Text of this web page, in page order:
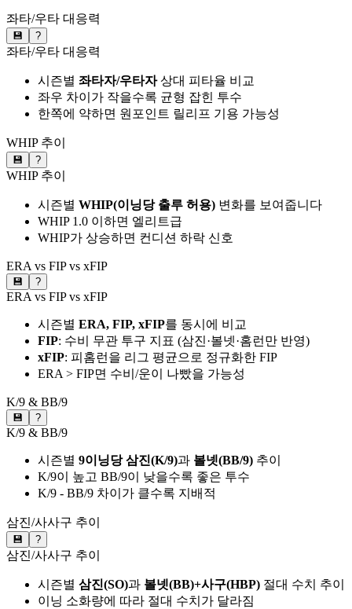
좌타/우타 대응력
💾 ?
좌타/우타 대응력
시즌별 좌타자/우타자상대 피타율 비교
좌우 차이가 작을수록 균형 잡힌 투수
한쪽에 약하면 원포인트 릴리프 기용 가능성
WHIP 추이
💾 ?
WHIP 추이
시즌별 WHIP(이닝당 출루 허용) 변화를 보여줍니다
WHIP 1.0 이하면 엘리트급
WHIP가 상승하면 컨디션 하락 신호
ERA vs FIP vs xFIP
💾 ?
ERA vs FIP vs xFIP
시즌별 ERA, FIP, xFIP를 동시에 비교
FIP: 수비 무관 투구 지표 (삼진·볼넷·홈런만 반영)
xFIP: 피홈런을 리그 평균으로 정규화한 FIP
ERA > FIP면 수비/운이 나빴을 가능성
K/9 & BB/9
💾 ?
K/9 & BB/9
시즌별 9이닝당 삼진(K/9)과 볼넷(BB/9) 추이
K/9이 높고 BB/9이 낮을수록 좋은 투수
K/9 - BB/9 차이가 클수록 지배적
삼진/사사구 추이
💾 ?
삼진/사사구 추이
시즌별 삼진(SO)과 볼넷(BB)+사구(HBP) 절대 수치 추이
이닝 소화량에 따라 절대 수치가 달라짐